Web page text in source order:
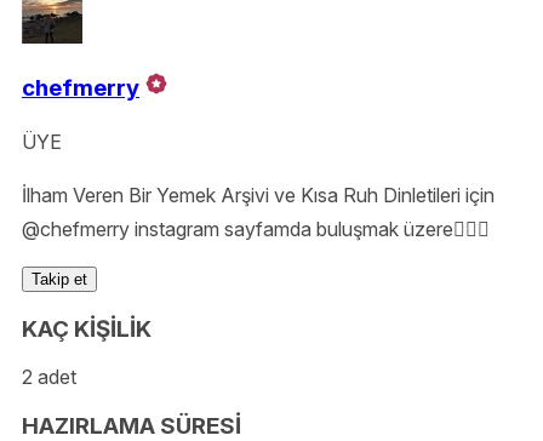
chefmerry
ÜYE
İlham Veren Bir Yemek Arşivi ve Kısa Ruh Dinletileri için
@chefmerry instagram sayfamda buluşmak üzere🙋🏼‍♀️
Takip et
KAÇ KİŞİLİK
2 adet
HAZIRLAMA SÜRESİ